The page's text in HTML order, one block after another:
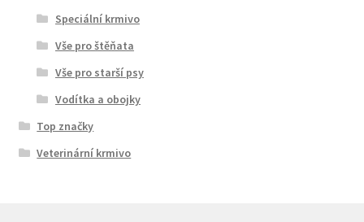
Speciální krmivo
Vše pro štěňata
Vše pro starší psy
Vodítka a obojky
Top značky
Veterinární krmivo